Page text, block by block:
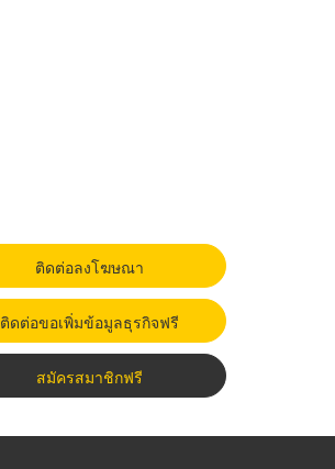
ติดต่อลงโฆษณา
ติดต่อขอเพิ่มข้อมูลธุรกิจฟรี
สมัครสมาชิกฟรี